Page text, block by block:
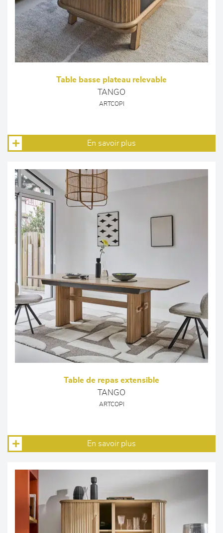
Table basse plateau relevable
TANGO
ARTCOPI
En savoir plus
Table de repas extensible
TANGO
ARTCOPI
En savoir plus